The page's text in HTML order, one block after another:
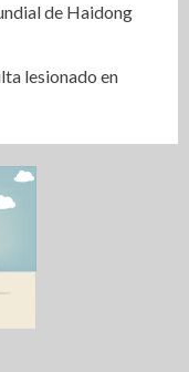
de Haidong
lesionado en